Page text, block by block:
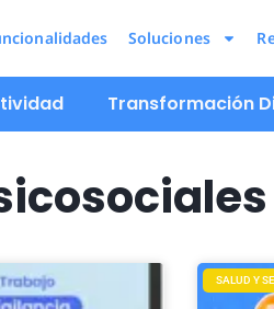
Soluciones
Transformación
SALUD Y